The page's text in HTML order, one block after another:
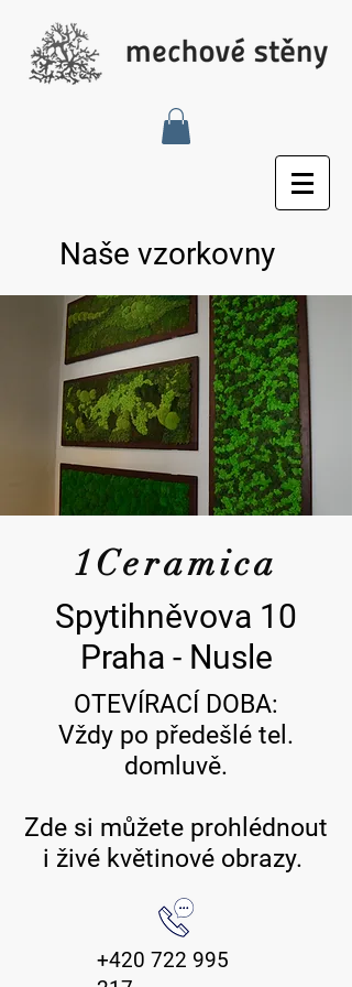
Naše vzorkovny
1Ceramica
Spytihněvova 10
Praha - Nusle
OTEVÍRACÍ DOBA:
Vždy po předešlé tel.
domluvě.
Zde si můžete prohlédnout
i živé květinové obrazy.
+420 722 995